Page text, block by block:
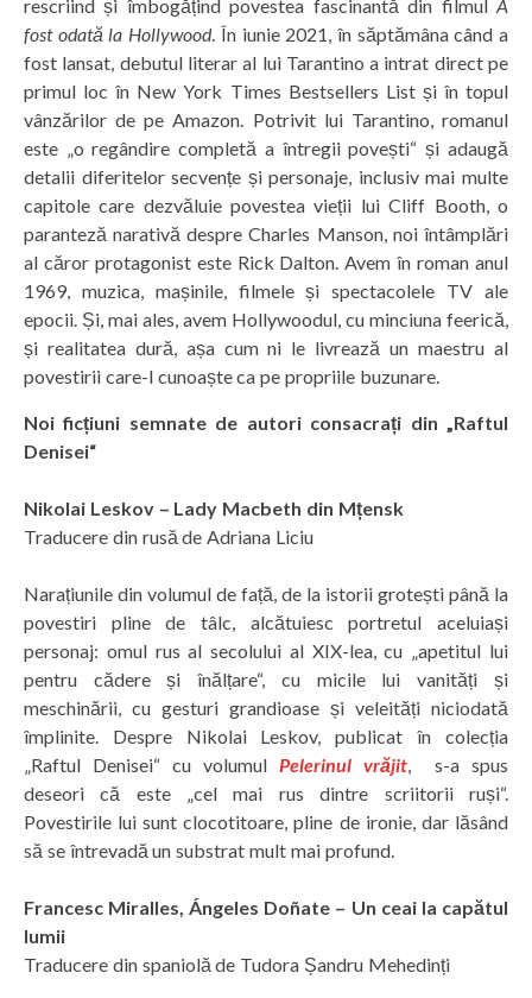
rescriind și îmbogățind povestea fascinantă din filmul A
fost odată la Hollywood. În iunie 2021, în săptămâna când a
fost lansat, debutul literar al lui Tarantino a intrat direct pe
primul loc în New York Times Bestsellers List și în topul
vânzărilor de pe Amazon. Potrivit lui Tarantino, romanul
este „o regândire completă a întregii povești“ și adaugă
detalii diferitelor secvențe și personaje, inclusiv mai multe
capitole care dezvăluie povestea vieții lui Cliff Booth, o
paranteză narativă despre Charles Manson, noi întâmplări
al căror protagonist este Rick Dalton. Avem în roman anul
1969, muzica, mașinile, filmele și spectacolele TV ale
epocii. Și, mai ales, avem Hollywoodul, cu minciuna feerică,
și realitatea dură, așa cum ni le livrează un maestru al
povestirii care-l cunoaște ca pe propriile buzunare.
Noi ficțiuni semnate de autori consacrați din „Raftul
Denisei“
Nikolai Leskov – Lady Macbeth din Mțensk
Traducere din rusă de Adriana Liciu
Narațiunile din volumul de față, de la istorii grotești până la
povestiri pline de tâlc, alcătuiesc portretul aceluiași
personaj: omul rus al secolului al XIX-lea, cu „apetitul lui
pentru cădere și înălțare“, cu micile lui vanități și
meschinării, cu gesturi grandioase și veleități niciodată
împlinite. Despre Nikolai Leskov, publicat în colecția
„Raftul Denisei“ cu volumul Pelerinul vrăjit,
s-a spus
deseori că este „cel mai rus dintre scriitorii ruși“.
Povestirile lui sunt clocotitoare, pline de ironie, dar lăsând
să se întrevadă un substrat mult mai profund.
Francesc Miralles, Ángeles Doñate – Un ceai la capătul
lumii
Traducere din spaniolă de Tudora Șandru Mehedinți